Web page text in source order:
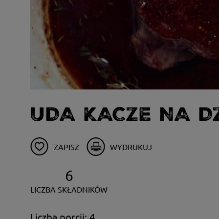
UDA KACZE NA
ZAPISZ WYDRUKUJ
6
LICZBA SKŁADNIKÓW